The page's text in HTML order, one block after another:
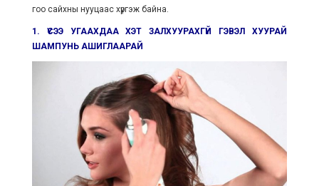
гоо сайхны нууцаас хүргэж байна.
1. ҮСЭЭ УГААХДАА ХЭТ ЗАЛХУУРАХГҮЙ ГЭВЭЛ ХУУРАЙ
ШАМПУНЬ АШИГЛААРАЙ